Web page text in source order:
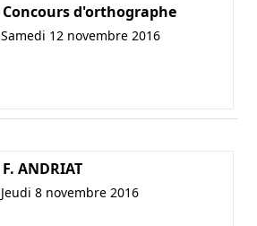
Concours d'orthographe
Samedi 12 novembre 2016
F. ANDRIAT
Jeudi 8 novembre 2016